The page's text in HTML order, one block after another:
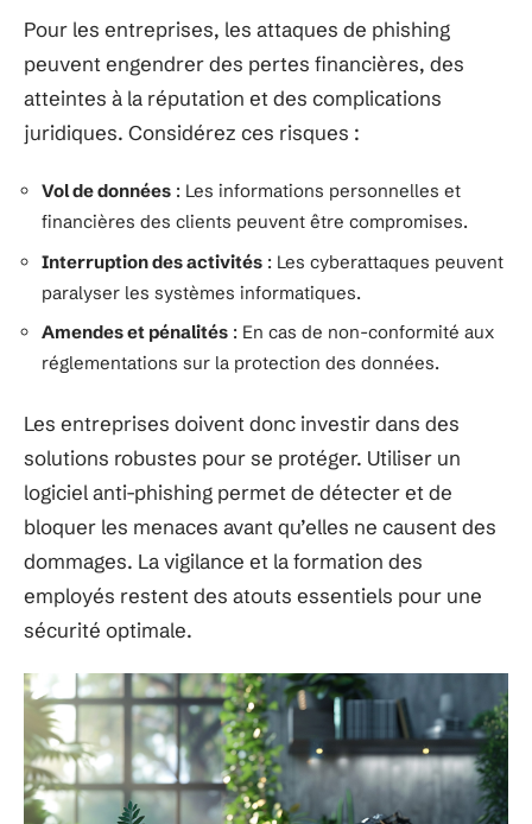
Pour les entreprises, les attaques de phishing
peuvent engendrer des pertes financières, des
atteintes à la réputation et des complications
juridiques. Considérez ces risques :
Vol de données : Les informations personnelles et
financières des clients peuvent être compromises.
Interruption des activités : Les cyberattaques peuvent
paralyser les systèmes informatiques.
Amendes et pénalités : En cas de non-conformité aux
réglementations sur la protection des données.
Les entreprises doivent donc investir dans des
solutions robustes pour se protéger. Utiliser un
logiciel anti-phishing permet de détecter et de
bloquer les menaces avant qu’elles ne causent des
dommages. La vigilance et la formation des
employés restent des atouts essentiels pour une
sécurité optimale.